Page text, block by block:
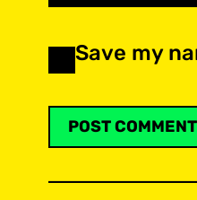
Save my